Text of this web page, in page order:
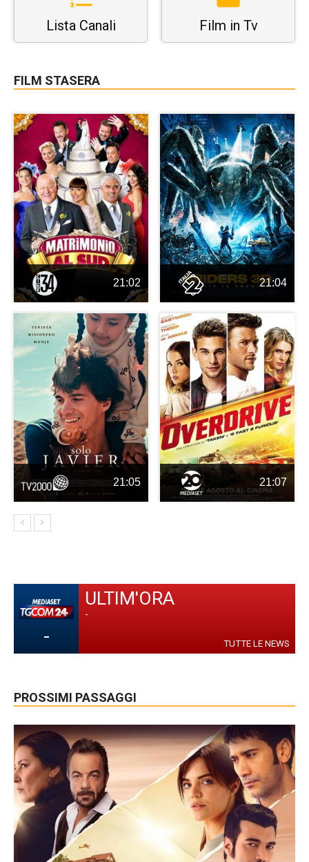
Lista Canali Film in Tv
FILM STASERA
21:02 21:04
21:05 21:07
-
ULTIM'ORA
-
TUTTE LE NEWS
PROSSIMI PASSAGGI